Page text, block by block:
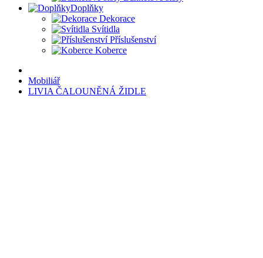
Doplňky
Dekorace
Svítidla
Příslušenství
Koberce
Mobiliář
LIVIA ČALOUNĚNÁ ŽIDLE